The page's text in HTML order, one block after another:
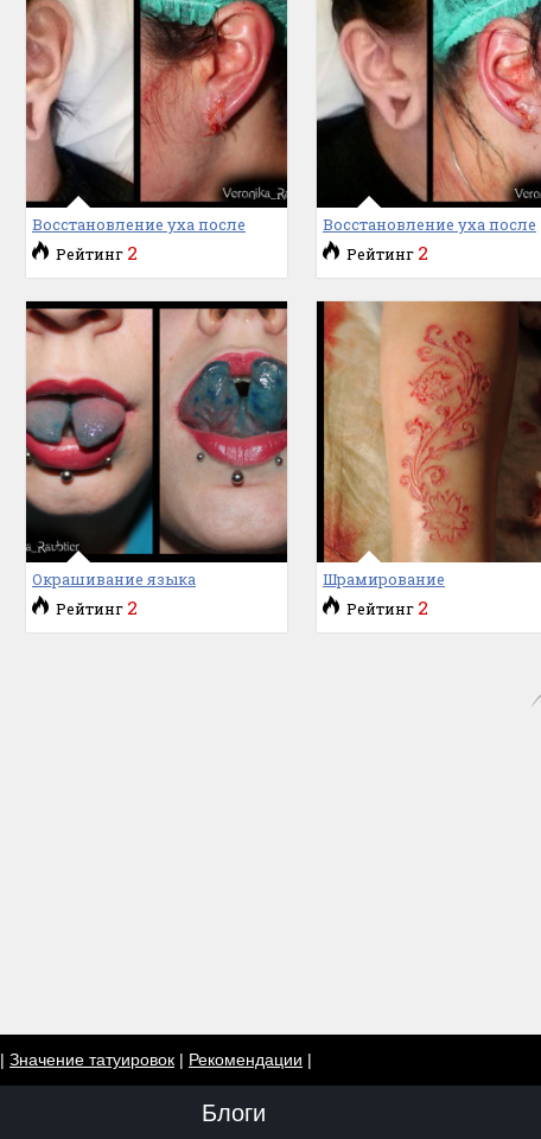
Восстановление уха после
Рейтинг 2
Восстановление уха после
Рейтинг 2
Окрашивание языка
Рейтинг 2
Шрамирование
Рейтинг 2
| Значение татуировок | Рекомендации |
Блоги